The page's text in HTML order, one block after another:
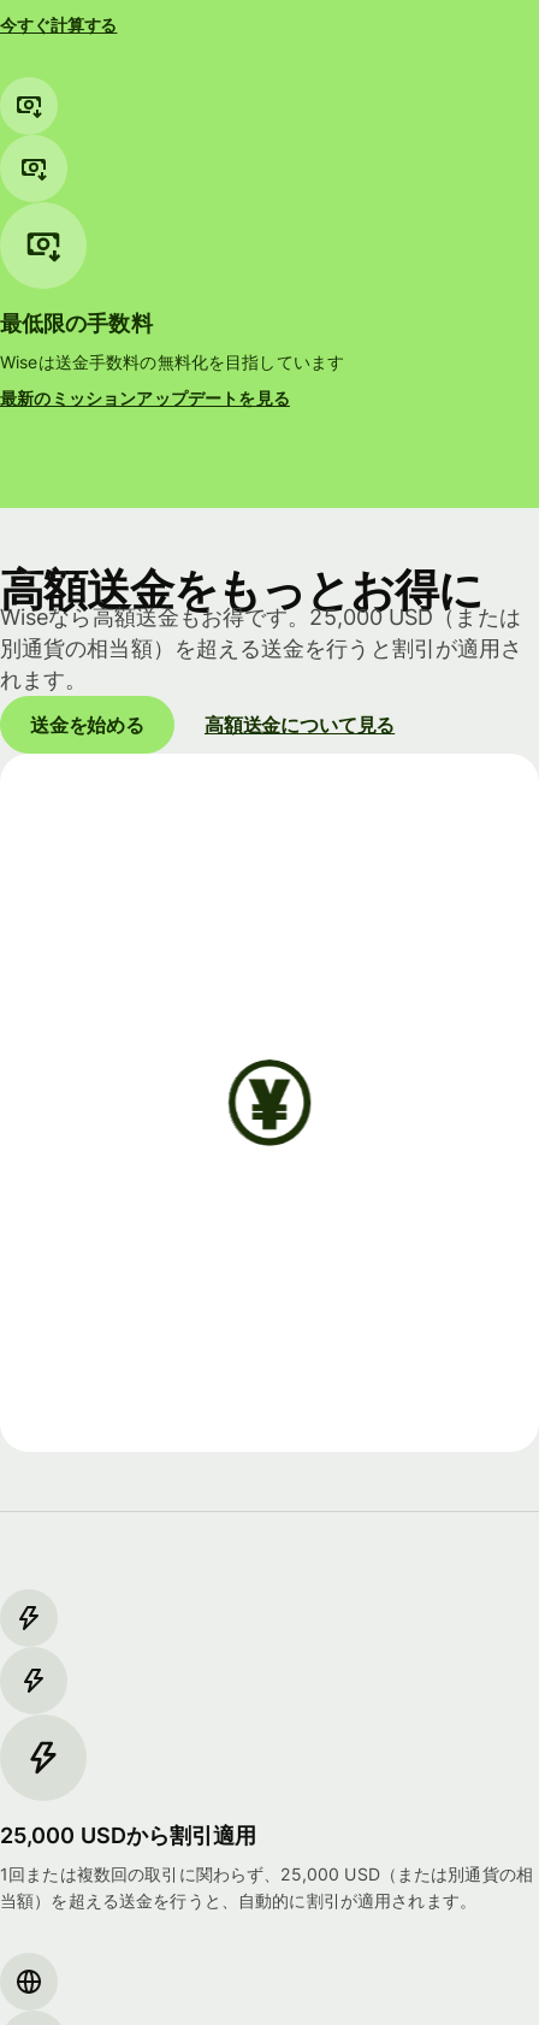
今すぐ計算する
最低限の手数料
Wiseは送金手数料の無料化を目指しています
最新のミッションアップデートを見る
高額送金をもっとお得に
Wiseなら高額送金もお得です。25,000 USD（または
別通貨の相当額）を超える送金を行うと割引が適用さ
れます。
送金を始める 高額送金について見る
25,000 USDから割引適用
1回または複数回の取引に関わらず、25,000 USD（または別通貨の相
当額）を超える送金を行うと、自動的に割引が適用されます。